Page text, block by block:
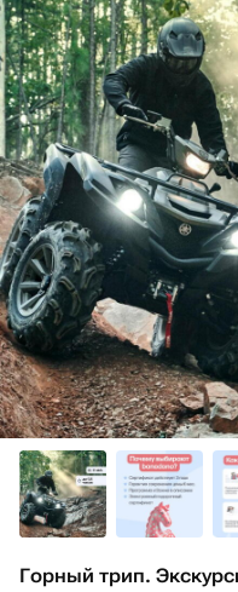
Горный трип.